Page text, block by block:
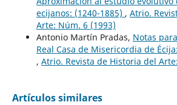
ecijanos: (1240-1885) , Atrio.
Arte: Núm. 6 (1993)
Antonio Martín Pradas, Notas
Real Casa de Misericordia de
, Atrio. Revista de Historia del
Artículos similares